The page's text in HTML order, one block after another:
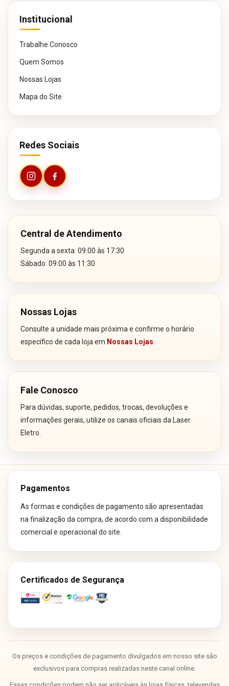
Institucional
Trabalhe Conosco
Quem Somos
Nossas Lojas
Mapa do Site
Redes Sociais
Central de Atendimento
Segunda a sexta: 09:00 às 17:30
Sábado: 09:00 às 11:30
Nossas Lojas
Consulte a unidade mais próxima e confirme o horário
específico de cada loja em Nossas Lojas
Fale Conosco
Para dúvidas, suporte, pedidos, trocas, devoluções e
informações gerais, utilize os canais oficiais da Laser
Eletro.
Pagamentos
As formas e condições de pagamento são apresentadas
na finalização da compra, de acordo com a disponibilidade
comercial e operacional do site.
Certificados de Segurança
Os preços e condições de pagamento divulgados em nosso site são
exclusivos para compras realizadas neste canal online.